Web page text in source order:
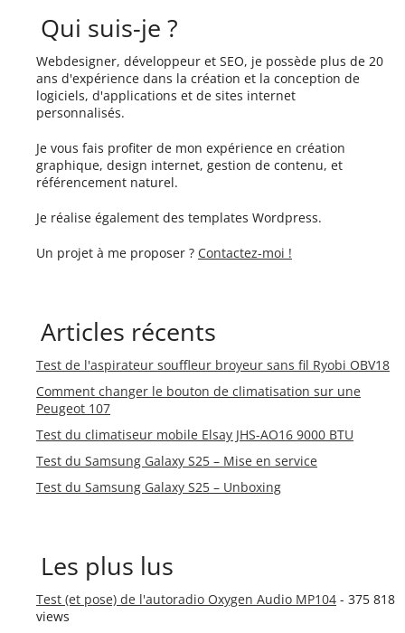
Qui suis-je ?
Webdesigner, développeur et SEO, je possède plus de 20
ans d'expérience dans la création et la conception de
logiciels, d'applications et de sites internet
personnalisés.
Je vous fais profiter de mon expérience en création
graphique, design internet, gestion de contenu, et
référencement naturel.
Je réalise également des templates Wordpress.
Un projet à me proposer ? Contactez-moi !
Articles récents
Test de l'aspirateur souffleur broyeur sans fil Ryobi OBV18
Comment changer le bouton de climatisation sur une
Peugeot 107
Test du climatiseur mobile Elsay JHS-AO16 9000 BTU
Test du Samsung Galaxy S25 – Mise en service
Test du Samsung Galaxy S25 – Unboxing
Les plus lus
Test (et pose) de l'autoradio Oxygen Audio MP104 - 375 818
views